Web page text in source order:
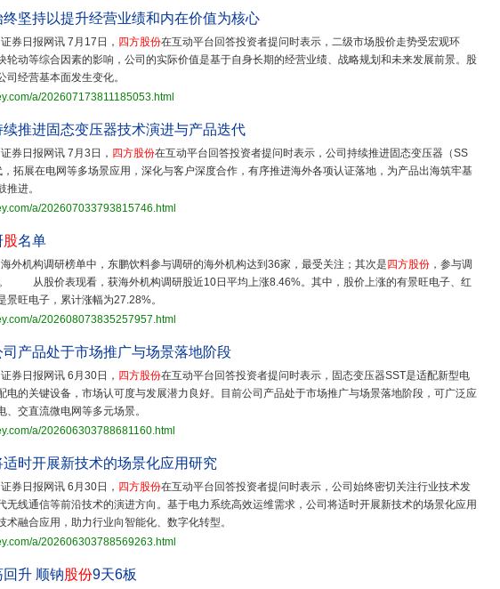
终坚持以提升经营业绩和内在价值为核心
证券日报网讯 7月17日， 四方股份在互动平台回答投资者提问时表示，二级市场股价走势受宏观环
轮动等综合因素的影响，公司的实际价值是基于自身长期的经营业绩、战略规划和未来发展前景。股
经营基本面发生变化。
a/202607173811185053.html
续推进固态变压器技术演进与产品迭代
证券日报网讯 7月3日， 四方股份在互动平台回答投资者提问时表示，公司持续推进固态变压器（SS
拓展在电网等多场景应用，深化与客户深度合作，有序推进海外各项认证落地，为产品出海筑牢基
进。
a/202607033793815746.html
股名单
海外机构调研榜单中，东鹏饮料参与调研的海外机构达到36家，最受关注；其次是 四方股份 ，参与调
从股价表现看，获海外机构调研股近10日平均上涨8.46%。其中，股价上涨的有景旺电子、红
景旺电子，累计涨幅为27.28%。
a/202608073835257957.html
司产品处于市场推广与场景落地阶段
证券日报网讯 6月30日， 四方股份在互动平台回答投资者提问时表示，固态变压器SST是适配新型电
电的关键设备，市场认可度与发展潜力良好。目前公司产品处于市场推广与场景落地阶段，可广泛应
、交直流微电网等多元场景。
a/202606303788681160.html
适时开展新技术的场景化应用研究
证券日报网讯 6月30日， 四方股份在互动平台回答投资者提问时表示，公司始终密切关注行业技术发
无线通信等前沿技术的演进方向。基于电力系统高效运维需求，公司将适时开展新技术的场景化应用
术融合应用，助力行业向智能化、数字化转型。
a/202606303788569263.html
升 顺钠股份9天6板